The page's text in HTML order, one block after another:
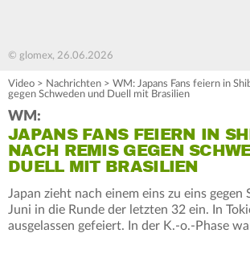
© glomex, 26.06.2026
Video > Nachrichten > WM: Japans Fans feiern in
gegen Schweden und Duell mit Brasilien
WM:
JAPANS FANS FEIERN IN
NACH REMIS GEGEN
DUELL MIT BRASILIEN
Japan zieht nach einem eins zu eins gegen
Juni in die Runde der letzten 32 ein. In
ausgelassen gefeiert. In der K.-o.-Phase